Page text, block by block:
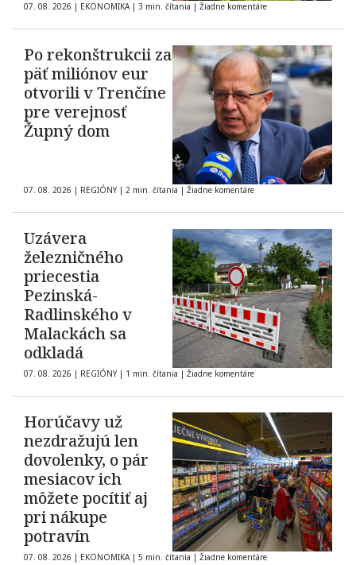
07. 08. 2026 | EKONOMIKA | 3 min. čítania | Žiadne komentáre
Po rekonštrukcii za
päť miliónov eur
otvorili v Trenčíne
pre verejnosť
Župný dom
07. 08. 2026 | REGIÓNY | 2 min. čítania | Žiadne komentáre
Uzávera
železničného
priecestia
Pezinská-
Radlinského v
Malackách sa
odkladá
07. 08. 2026 | REGIÓNY | 1 min. čítania | Žiadne komentáre
Horúčavy už
nezdražujú len
dovolenky, o pár
mesiacov ich
môžete pocítiť aj
pri nákupe
potravín
07. 08. 2026 | EKONOMIKA | 5 min. čítania | Žiadne komentáre